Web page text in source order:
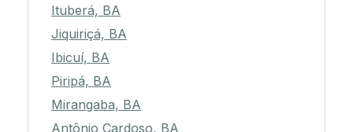
Ituberá, BA
Jiquiriçá, BA
Ibicuí, BA
Piripá, BA
Mirangaba, BA
Antônio Cardoso, BA